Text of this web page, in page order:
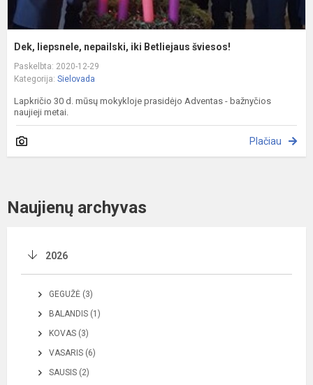
Dek, liepsnele, nepailski, iki Betliejaus šviesos!
Paskelbta: 2020-12-29
Kategorija: Sielovada
Lapkričio 30 d. mūsų mokykloje prasidėjo Adventas - bažnyčios
naujieji metai.
Plačiau
Naujienų archyvas
2026
GEGUŽĖ (3)
BALANDIS (1)
KOVAS (3)
VASARIS (6)
SAUSIS (2)